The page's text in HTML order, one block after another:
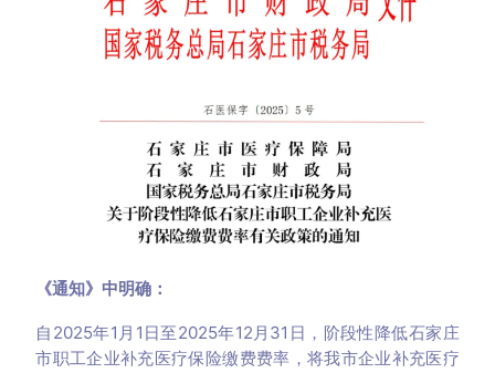
《通知》中明确：
自2025年1月1日至2025年12月31日，阶段性降低石家庄
市职工企业补充医疗保险缴费费率，将我市企业补充医疗